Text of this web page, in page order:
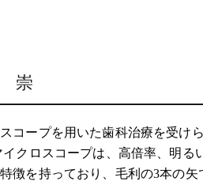
崇
コープを用いた歯科治療を受け
クロスコープは、高倍率、明る
徴を持っており、毛利の3本の矢